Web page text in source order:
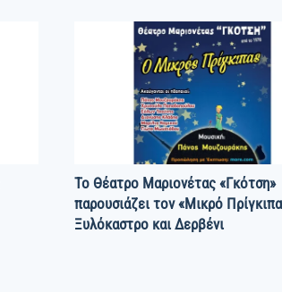
Το Θέατρο Μαριονέτας «Γκότση»
παρουσιάζει τον «Μικρό
Ξυλόκαστρο και Δερβένι